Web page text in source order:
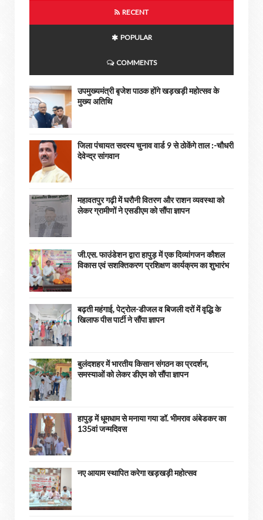
RECENT
POPULAR
COMMENTS
उपमुख्यमंत्री बृजेश पाठक होंगे खड़खड़ी महोत्सव के
मुख्य अतिथि
जिला पंचायत सदस्य चुनाव वार्ड 9 से ठोकेंगे ताल :-चौधरी
देवेन्द्र सांगवान
महावतपुर गढ़ी में घरौनी वितरण और राशन व्यवस्था को
लेकर ग्रामीणों ने एसडीएम को सौंपा ज्ञापन
जी.एस. फाउंडेशन द्वारा हापुड़ में एक दिव्यांगजन कौशल
विकास एवं सशक्तिकरण प्रशिक्षण कार्यक्रम का शुभारंभ
बढ़ती महंगाई, पेट्रोल-डीजल व बिजली दरों में वृद्धि के
खिलाफ पीस पार्टी ने सौंपा ज्ञापन
बुलंदशहर में भारतीय किसान संगठन का प्रदर्शन,
समस्याओं को लेकर डीएम को सौंपा ज्ञापन
हापुड़ में धूमधाम से मनाया गया डॉ. भीमराव अंबेडकर का
135वां जन्मदिवस
नए आयाम स्थापित करेगा खड़खड़ी महोत्सव